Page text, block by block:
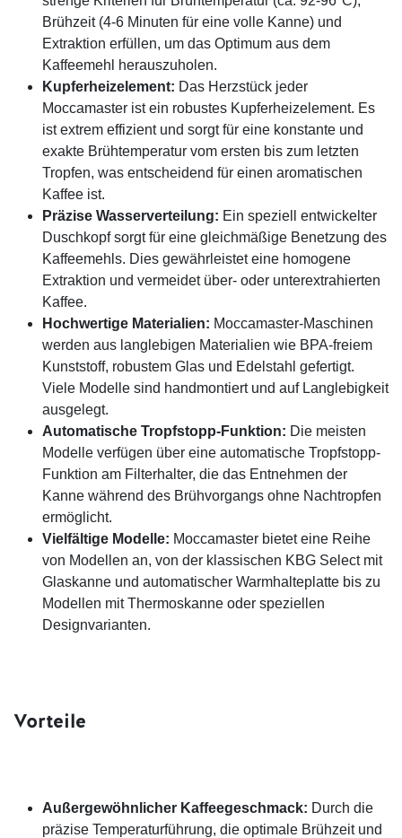
Brühzeit (4-6 Minuten für eine volle Kanne) und
Extraktion erfüllen, um das Optimum aus dem
Kaffeemehl herauszuholen.
Kupferheizelement: Das Herzstück jeder
Moccamaster ist ein robustes Kupferheizelement. Es
ist extrem effizient und sorgt für eine konstante und
exakte Brühtemperatur vom ersten bis zum letzten
Tropfen, was entscheidend für einen aromatischen
Kaffee ist.
Präzise Wasserverteilung: Ein speziell entwickelter
Duschkopf sorgt für eine gleichmäßige Benetzung des
Kaffeemehls. Dies gewährleistet eine homogene
Extraktion und vermeidet über- oder unterextrahierten
Kaffee.
Hochwertige Materialien: Moccamaster-Maschinen
werden aus langlebigen Materialien wie BPA-freiem
Kunststoff, robustem Glas und Edelstahl gefertigt.
Viele Modelle sind handmontiert und auf Langlebigkeit
ausgelegt.
Automatische Tropfstopp-Funktion: Die meisten
Modelle verfügen über eine automatische Tropfstopp-
Funktion am Filterhalter, die das Entnehmen der
Kanne während des Brühvorgangs ohne Nachtropfen
ermöglicht.
Vielfältige Modelle: Moccamaster bietet eine Reihe
von Modellen an, von der klassischen KBG Select mit
Glaskanne und automatischer Warmhalteplatte bis zu
Modellen mit Thermoskanne oder speziellen
Designvarianten.
Vorteile
Außergewöhnlicher Kaffeegeschmack: Durch die
präzise Temperaturführung, die optimale Brühzeit und